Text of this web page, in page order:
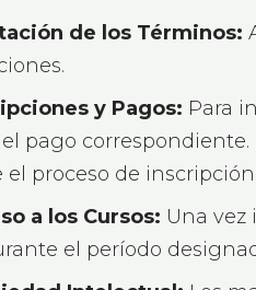
de los Términos:
y Pagos: Para
pago
el proceso de inscripción.
a los Cursos: Una vez
el período